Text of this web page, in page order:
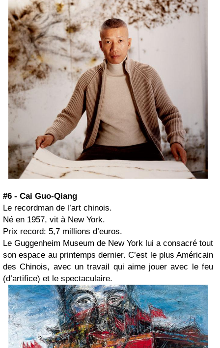
#6 - Cai Guo-Qiang
Le recordman de l’art chinois.
Né en 1957, vit à New York.
Prix record: 5,7 millions d’euros.
Le Guggenheim Museum de New York lui a consacré tout
son espace au printemps dernier. C’est le plus Américain
des Chinois, avec un travail qui aime jouer avec le feu
(d’artifice) et le spectaculaire.